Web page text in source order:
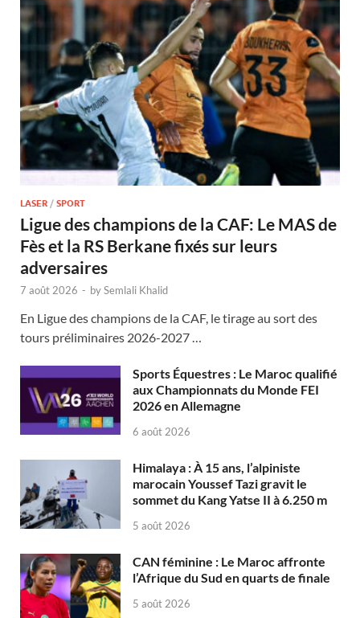
LASER / SPORT
Ligue des champions de la CAF: Le MAS de
Fès et la RS Berkane fixés sur leurs
adversaires
7 août 2026 - bySemlali Khalid
En Ligue des champions de la CAF, le tirage au sort des
tours préliminaires 2026-2027 …
Sports Équestres : Le Maroc qualifié
aux Championnats du Monde FEI
2026 en Allemagne
6 août 2026
Himalaya : À 15 ans, l’alpiniste
marocain Youssef Tazi gravit le
sommet du Kang Yatse II à 6.250 m
5 août 2026
CAN féminine : Le Maroc affronte
l’Afrique du Sud en quarts de finale
5 août 2026